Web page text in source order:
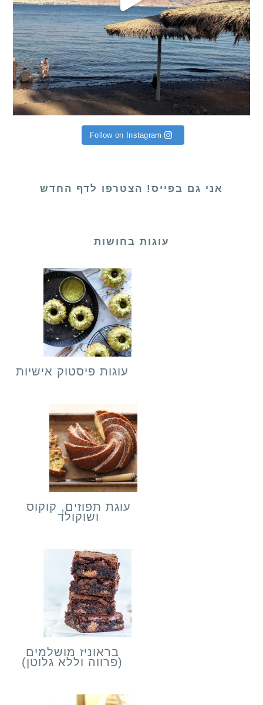
Follow on Instagram
אני גם בפייס! הצטרפו לדף החדש
עוגות בחושות
עוגות פיסטוק אישיות
עוגת תפוזים, קוקוס
ושוקולד
בראוניז מושלמים
(פרווה וללא גלוטן)